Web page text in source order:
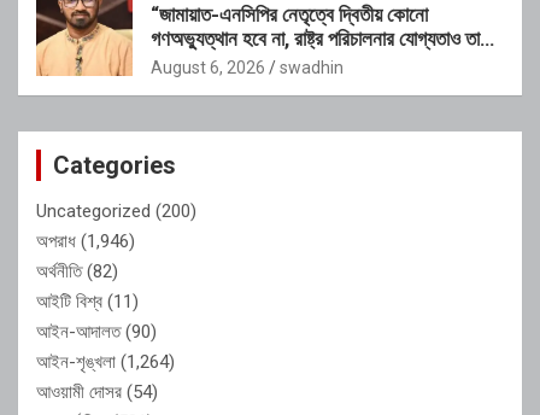
“জামায়াত-এনসিপির নেতৃত্বে দ্বিতীয় কোনো
গণঅভ্যুত্থান হবে না, রাষ্ট্র পরিচালনার যোগ্যতাও তাদের
নেই”: রাশেদ খাঁনের
August 6, 2026 swadhin
Categories
Uncategorized (200)
অপরাধ (1,946)
অর্থনীতি(82)
আইটি বিশ্ব (11)
আইন-আদালত(90)
আইন-শৃঙ্খলা (1,264)
আওয়ামী দোসর (54)